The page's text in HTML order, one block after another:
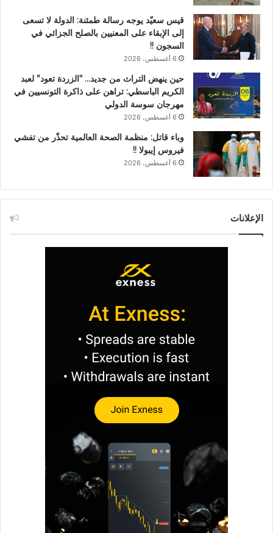
قيس سعيّد يوجه رسالة طمئنة: الدولة لا تسعى
إلى الإبقاء على المعنيين بالصلح الجزائي في
السجون !!
6 أغسطس، 2026
حين ينهض التراث من جديد… “الزردة تعود” لعبد
الكريم الباسطي: تراهن على ذاكرة التونسيين في
مهرجان سوسة الدولي
6 أغسطس، 2026
وباء قاتل: منظمة الصحة العالمية تحذّر من تفشي
فيروس إيبولا !!
6 أغسطس، 2026
الإعلانات